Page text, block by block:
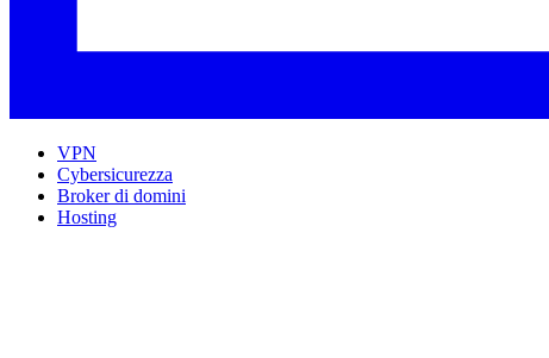
VPN
Cybersicurezza
Broker di domini
Hosting